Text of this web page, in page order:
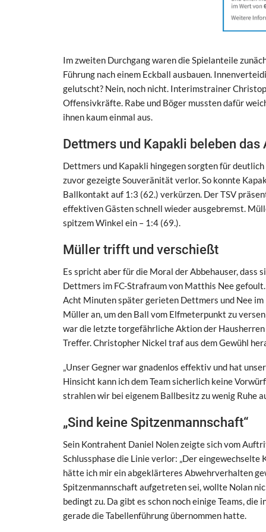
Im zweiten Durchgang waren die Spielanteile
Führung nach einem Eckball ausbauen.
gelutscht? Nein, noch nicht. Interimstrainer
Offensivkräfte. Rabe und Böger mussten dafür
ihnen kaum einmal aus.
Dettmers und Kapakli beleben
Dettmers und Kapakli hingegen sorgten für
zuvor gezeigte Souveränität verlor. So konnte
Ballkontakt auf 1:3 (62.) verkürzen. Der TSV
effektiven Gästen schnell wieder ausgebremst.
spitzem Winkel ein – 1:4 (69.).
Müller trifft und verschießt
Es spricht aber für die Moral der Abbehauser, dass
Dettmers im FC-Strafraum von Matthis Nee
Acht Minuten später gerieten Dettmers und Nee
Müller an, um den Ball vom Elfmeterpunkt zu
war die letzte torgefährliche Aktion der
Treffer. Christopher Nickel traf aus dem Gewühl
„Unser Gegner war gnadenlos effektiv und hat
Hinsicht kann ich dem Team sicherlich keine
strahlen wir bei eigenem Ballbesitz zu wenig Ruhe
„Sind keine Spitzenmannschaft“
Sein Kontrahent Daniel Nolen zeigte sich vom
Schlussphase die Linie verlor: „Der
hätte ich mir ein abgeklärteres Abwehrverhalten
Spitzenmannschaft aufgetreten sei, wollte Nolan
bedingt zu. Da gibt es schon noch einige Teams,
gerade die Tabellenführung übernommen hatte.